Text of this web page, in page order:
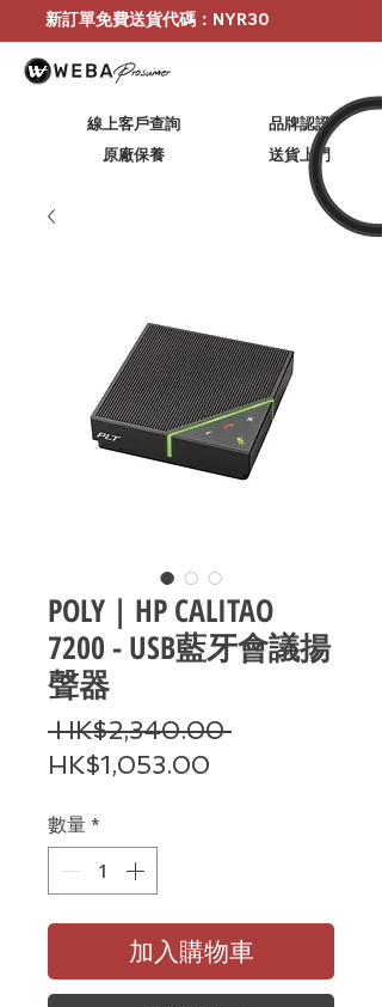
新訂單免費送貨代碼：NYR30
線上客戶查詢
原廠保養
品牌認證
​送貨上門
POLY | HP CALITAO
7200 - USB藍牙會議揚
聲器
HK$2,340.00 一
HK$1,053.00
數量 *
加入購物車